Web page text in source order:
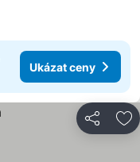
Ukázat ceny
Sdílet